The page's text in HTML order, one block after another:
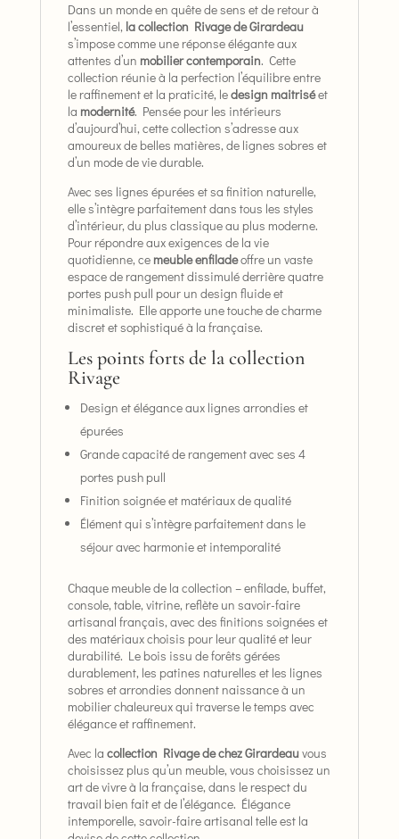
Dans un monde en quête de sens et de retour à
l’essentiel,la collection Rivage de Girardeau
s’impose comme une réponse élégante aux
attentes d’un mobilier contemporain. Cette
collection réunie à la perfection l’équilibre entre
le raffinement et la praticité, ledesign maitriséet
la modernité. Pensée pour les intérieurs
d’aujourd’hui, cette collection s’adresse aux
amoureux de belles matières, de lignes sobres et
d’un mode de vie durable.
Avec ses lignes épurées et sa finition naturelle,
elle s’intègre parfaitement dans tous les styles
d’intérieur, du plus classique au plus moderne.
Pour répondre aux exigences de la vie
quotidienne, ce meuble enfiladeoffre un vaste
espace de rangement dissimulé derrière quatre
portes push pull pour un design fluide et
minimaliste. Elle apporte une touche de charme
discret et sophistiqué à la française.
Les points forts de la collection
Rivage
Design et élégance aux lignes arrondies et
épurées
Grande capacité de rangement avec ses 4
portes push pull
Finition soignée et matériaux de qualité
Élément qui s’intègre parfaitement dans le
séjour avec harmonie et intemporalité
Chaque meuble de la collection – enfilade, buffet,
console, table, vitrine, reflète un savoir-faire
artisanal français, avec des finitions soignées et
des matériaux choisis pour leur qualité et leur
durabilité. Le bois issu de forêts gérées
durablement, les patines naturelles et les lignes
sobres et arrondies donnent naissance à un
mobilier chaleureux qui traverse le temps avec
élégance et raffinement.
Avec la collection Rivage de chez Girardeauvous
choisissez plus qu’un meuble, vous choisissez un
art de vivre à la française, dans le respect du
travail bien fait et de l’élégance. Élégance
intemporelle, savoir-faire artisanal telle est la